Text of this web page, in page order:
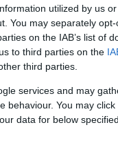
utilized by us
You may separately
on the IAB’s list of
to third parties on the
third parties.
services and may
behaviour. You may
data for below
ύψος του
υ με